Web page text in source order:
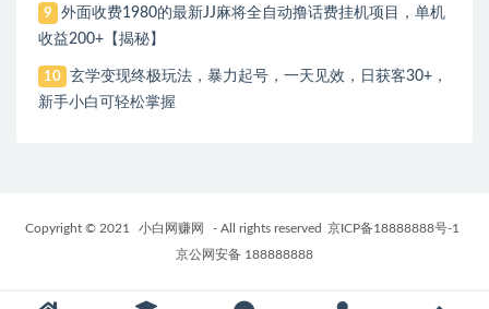
9
外面收费1980的最新JJ麻将全自动撸话费挂机项目，单机
收益200+【揭秘】
10
玄学变现终极玩法，暴力起号，一天见效，日获客30+，
新手小白可轻松掌握
Copyright © 2021 小白网赚网 - All rights reserved 京ICP备18888888号-1
京公网安备 188888888